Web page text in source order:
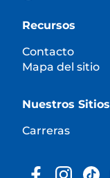
Recursos
Contacto
Mapa del sitio
Nuestros Sitios
Carreras